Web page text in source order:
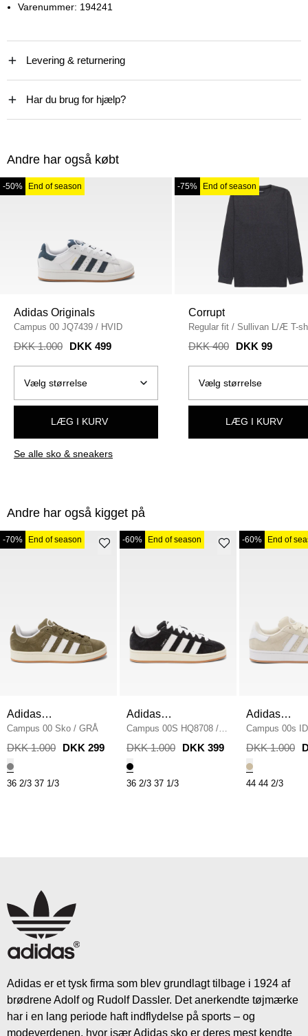
Varenummer: 194241
Levering & returnering
Har du brug for hjælp?
Andre har også købt
-50% End of season
Adidas Originals
Campus 00 JQ7439 / HVID
DKK 1.000 DKK 499
LÆG I KURV
Se alle sko & sneakers
-75% End of season
Corrupt
Regular fit / Sullivan L/Æ T-
ANTRA MEL
DKK 400 DKK 99
LÆG I KURV
Andre har også kigget på
-70% End of season
Adidas
Originals
Campus 00 Sko / GRÅ
DKK 1.000 DKK 299
36 2/3 37 1/3
-60% End of season
Adidas
Originals
Campus 00S HQ8708 /
SORT
DKK 1.000 DKK 399
36 2/3 37 1/3
-60% End of
Adidas
Originals
Campus 00s
SAND
DKK 1.000
44 44 2/3
Adidas er et tysk firma som blev grundlagt tilbage i 1924 af
brødrene Adolf og Rudolf Dassler. Det anerkendte tøjmærke
har i en lang periode haft indflydelse på sports – og
modeverdenen, hvor især Adidas sko er deres mest kendte